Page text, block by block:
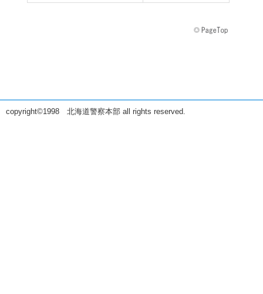
copyright©1998 北海道警察本部 all rights reserved.